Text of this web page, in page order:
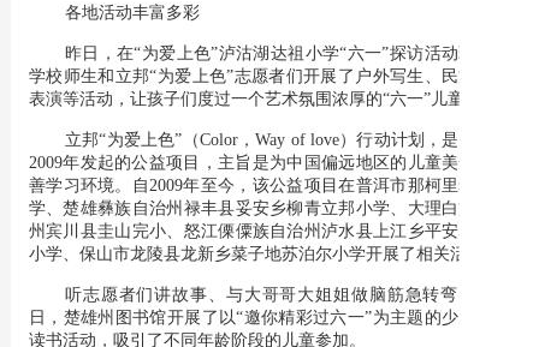
各地活动丰富多彩
昨日，在“为爱上色”泸沽湖达祖小学“六一”探访活动现场，
学校师生和立邦“为爱上色”志愿者们开展了户外写生、民族歌舞
表演等活动，让孩子们度过一个艺术氛围浓厚的“六一”儿童节。
立邦“为爱上色”（Color，Way of love）行动计划，是立邦于
2009年发起的公益项目，主旨是为中国偏远地区的儿童美化和改
善学习环境。自2009年至今，该公益项目在普洱市那柯里希望小
学、楚雄彝族自治州禄丰县妥安乡柳青立邦小学、大理白族自治
州宾川县圭山完小、怒江傈僳族自治州泸水县上江乡平安寨添富
小学、保山市龙陵县龙新乡菜子地苏泊尔小学开展了相关活动。
听志愿者们讲故事、与大哥哥大姐姐做脑筋急转弯……近
日，楚雄州图书馆开展了以“邀你精彩过六一”为主题的少儿系列
读书活动，吸引了不同年龄阶段的儿童参加。